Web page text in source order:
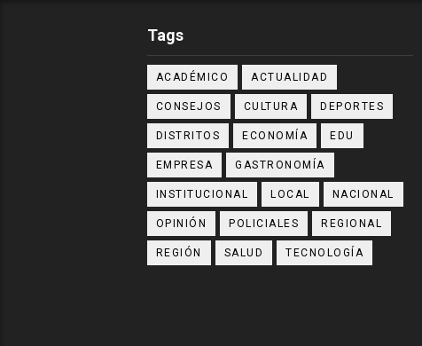
Tags
ACADÉMICO ACTUALIDAD
CONSEJOS CULTURA DEPORTES
DISTRITOS ECONOMÍA EDU
EMPRESA GASTRONOMÍA
INSTITUCIONAL LOCAL NACIONAL
OPINIÓN POLICIALES REGIONAL
REGIÓN SALUD TECNOLOGÍA